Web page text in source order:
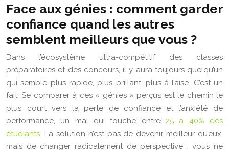
Face aux génies : comment garder
confiance quand les autres
semblent meilleurs que vous ?
Dans l’écosystème ultra-compétitif des classes
préparatoires et des concours, il y aura toujours quelqu’un
qui semble plus rapide, plus brillant, plus à l’aise. C’est un
fait. Se comparer à ces « génies » perçus est le chemin le
plus court vers la perte de confiance et l’anxiété de
performance, un mal qui touche entre 25 à 40% des
étudiants. La solution n’est pas de devenir meilleur qu’eux,
mais de changer radicalement de perspective : vous ne